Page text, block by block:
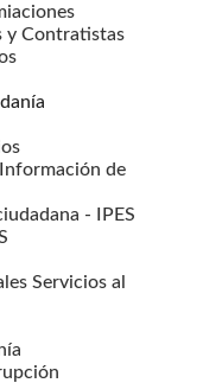
y Contratistas
de
- IPES
Servicios al